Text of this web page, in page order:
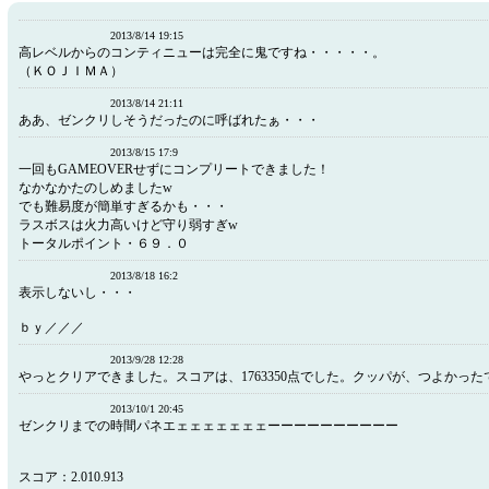
2013/8/14 19:15
高レベルからのコンティニューは完全に鬼ですね・・・・・。
（ＫＯＪＩＭＡ）
2013/8/14 21:11
ああ、ゼンクリしそうだったのに呼ばれたぁ・・・
2013/8/15 17:9
一回もGAMEOVERせずにコンプリートできました！
なかなかたのしめましたw
でも難易度が簡単すぎるかも・・・
ラスボスは火力高いけど守り弱すぎw
トータルポイント・６９．０
2013/8/18 16:2
表示しないし・・・
ｂｙ／／／
2013/9/28 12:28
やっとクリアできました。スコアは、1763350点でした。クッパが、つよかった
2013/10/1 20:45
ゼンクリまでの時間パネエェェェェェェェーーーーーーーーーー
スコア：2.010.913